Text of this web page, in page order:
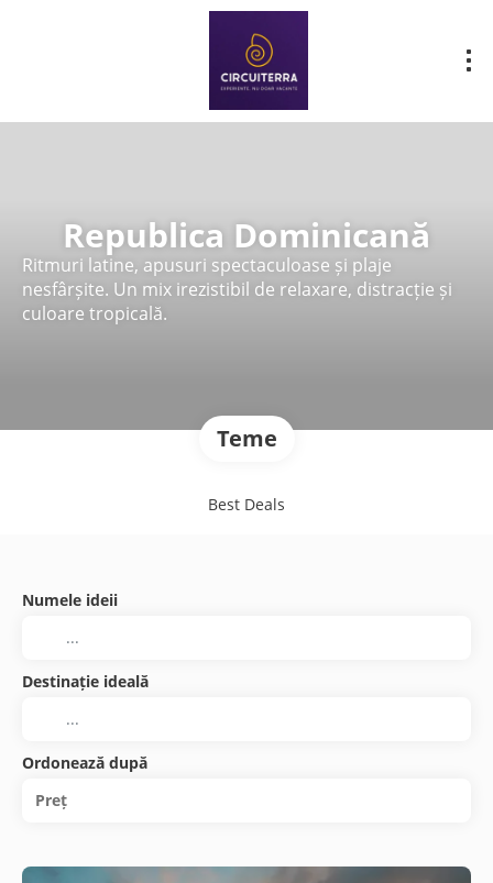
Republica Dominicană
Ritmuri latine, apusuri spectaculoase și plaje
nesfârșite. Un mix irezistibil de relaxare, distracție și
culoare tropicală.
Teme
Best Deals
Numele ideii
Destinație ideală
Ordonează după
Preț